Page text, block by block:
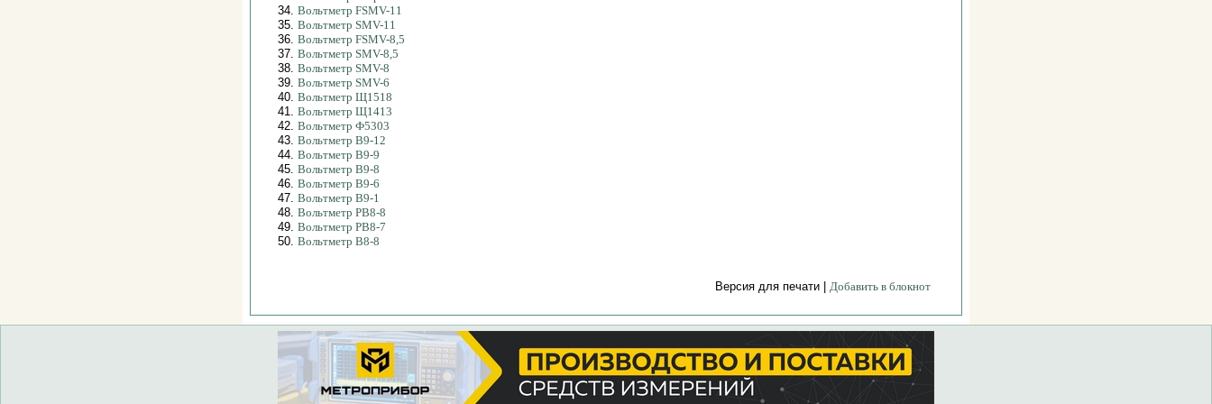
34. Вольтметр FSMV-11
35. Вольтметр SMV-11
36. Вольтметр FSMV-8,5
37. Вольтметр SMV-8,5
38. Вольтметр SMV-8
39. Вольтметр SMV-6
40. Вольтметр Щ1518
41. Вольтметр Щ1413
42. Вольтметр Ф5303
43. Вольтметр В9-12
44. Вольтметр В9-9
45. Вольтметр В9-8
46. Вольтметр В9-6
47. Вольтметр В9-1
48. Вольтметр РВ8-8
49. Вольтметр РВ8-7
50. Вольтметр В8-8
Версия для печати | Добавить в блокнот